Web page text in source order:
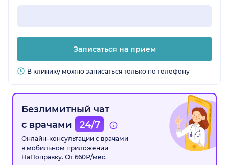
Записаться на прием
В клинику можно записаться только по телефону
Безлимитный чат
с врачами
24/7
Онлайн-консультации с врачами
в мобильном приложении
НаПоправку. От 660₽/мес.